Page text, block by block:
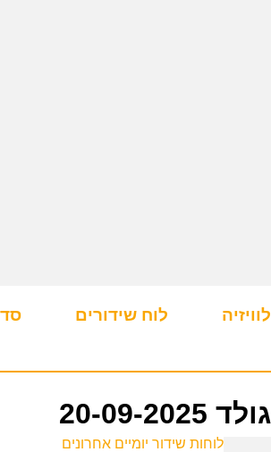
לוח שידורים
לוחות שידור יומיים אחרונים